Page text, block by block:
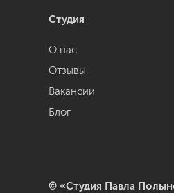
Студия
О нас
Отзывы
Вакансии
Блог
© «Студия Павла